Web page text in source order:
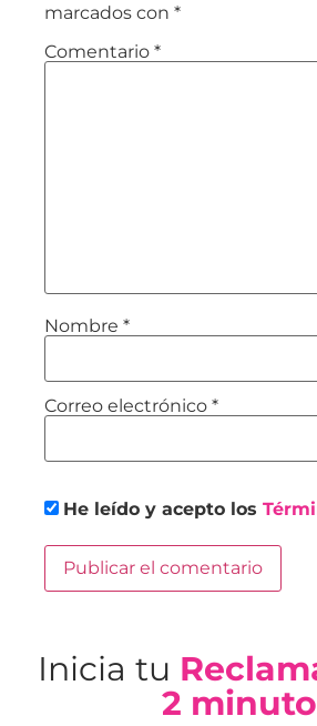
marcados con *
Comentario *
Nombre *
Correo electrónico *
He leído y acepto los
Inicia tu
2